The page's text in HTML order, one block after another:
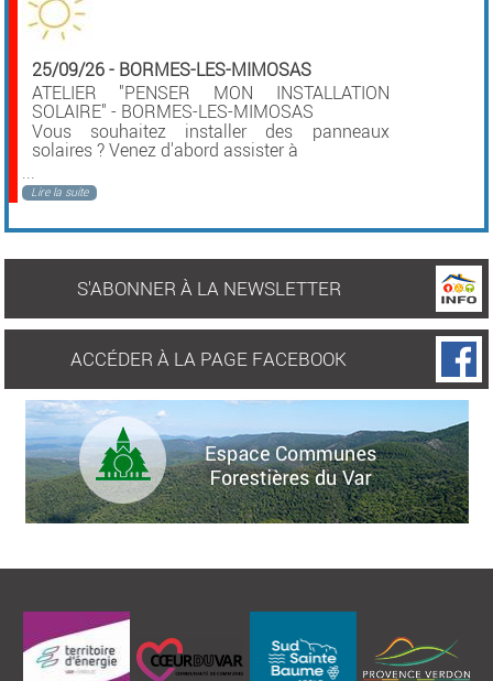
25/09/26- BORMES-LES-MIMOSAS
ATELIER "PENSER MON INSTALLATION
SOLAIRE" - BORMES-LES-MIMOSAS
Vous souhaitez installer des panneaux
solaires ? Venez d'abord assister à
...
Lire la suite
S'ABONNER À LA NEWSLETTER
ACCÉDER À LA PAGE FACEBOOK